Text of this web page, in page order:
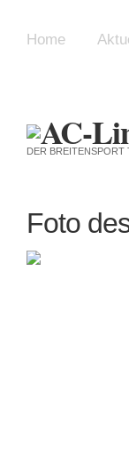
DER BREITENSPORT
Home
Foto